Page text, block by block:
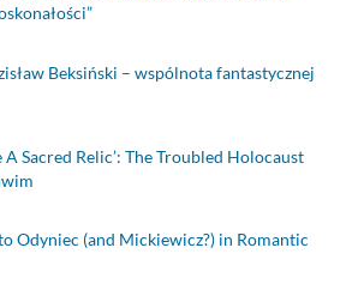
Beksiński – wspólnota fantastycznej
A Sacred Relic’: The Troubled Holocaust
Odyniec (and Mickiewicz?) in Romantic